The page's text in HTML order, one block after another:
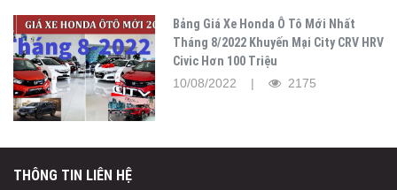
Bảng Giá Xe Honda Ô Tô Mới Nhất
Tháng 8/2022 Khuyến Mại City CRV HRV
Civic Hơn 100 Triệu
10/08/2022 |
2175
THÔNG TIN LIÊN HỆ